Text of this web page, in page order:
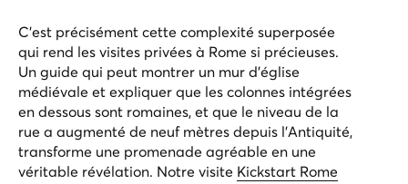
C’est précisément cette complexité superposée
qui rend les visites privées à Rome si précieuses.
Un guide qui peut montrer un mur d’église
médiévale et expliquer que les colonnes intégrées
en dessous sont romaines, et que le niveau de la
rue a augmenté de neuf mètres depuis l’Antiquité,
transforme une promenade agréable en une
véritable révélation. Notre visite Kickstart Rome